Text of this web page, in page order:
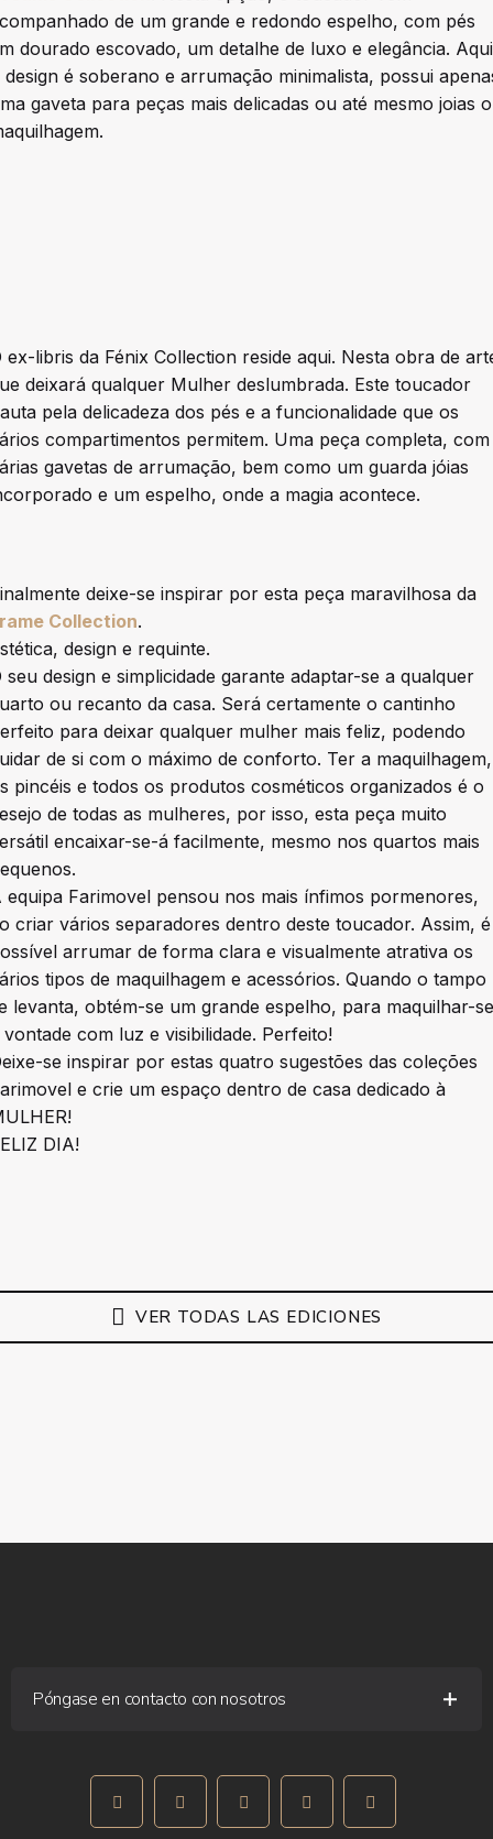
de um grande e redondo espelho, com pés
dourado escovado, um detalhe de luxo e elegância. Aqui
design é soberano e arrumação minimalista, possui
gaveta para peças mais delicadas ou até mesmo joias
ex-libris da Fénix Collection reside aqui. Nesta obra de
deixará qualquer Mulher deslumbrada. Este toucador
pela delicadeza dos pés e a funcionalidade que os
compartimentos permitem. Uma peça completa, com
gavetas de arrumação, bem como um guarda jóias
e um espelho, onde a magia acontece.
deixe-se inspirar por esta peça maravilhosa da
Collection.
design e requinte.
seu design e simplicidade garante adaptar-se a qualquer
ou recanto da casa. Será certamente o cantinho
para deixar qualquer mulher mais feliz, podendo
de si com o máximo de conforto. Ter a maquilhagem,
pincéis e todos os produtos cosméticos organizados é o
de todas as mulheres, por isso, esta peça muito
encaixar-se-á facilmente, mesmo nos quartos mais
equipa Farimovel pensou nos mais ínfimos pormenores,
criar vários separadores dentro deste toucador. Assim, é
arrumar de forma clara e visualmente atrativa os
tipos de maquilhagem e acessórios. Quando o tampo
levanta, obtém-se um grande espelho, para maquilhar-se
vontade com luz e visibilidade. Perfeito!
se inspirar por estas quatro sugestões das coleções
e crie um espaço dentro de casa dedicado à
DIA!
VER TODAS LAS EDICIONES
Póngase en contacto con nosotros
+351 255 776 994
geral@farimovel.pt